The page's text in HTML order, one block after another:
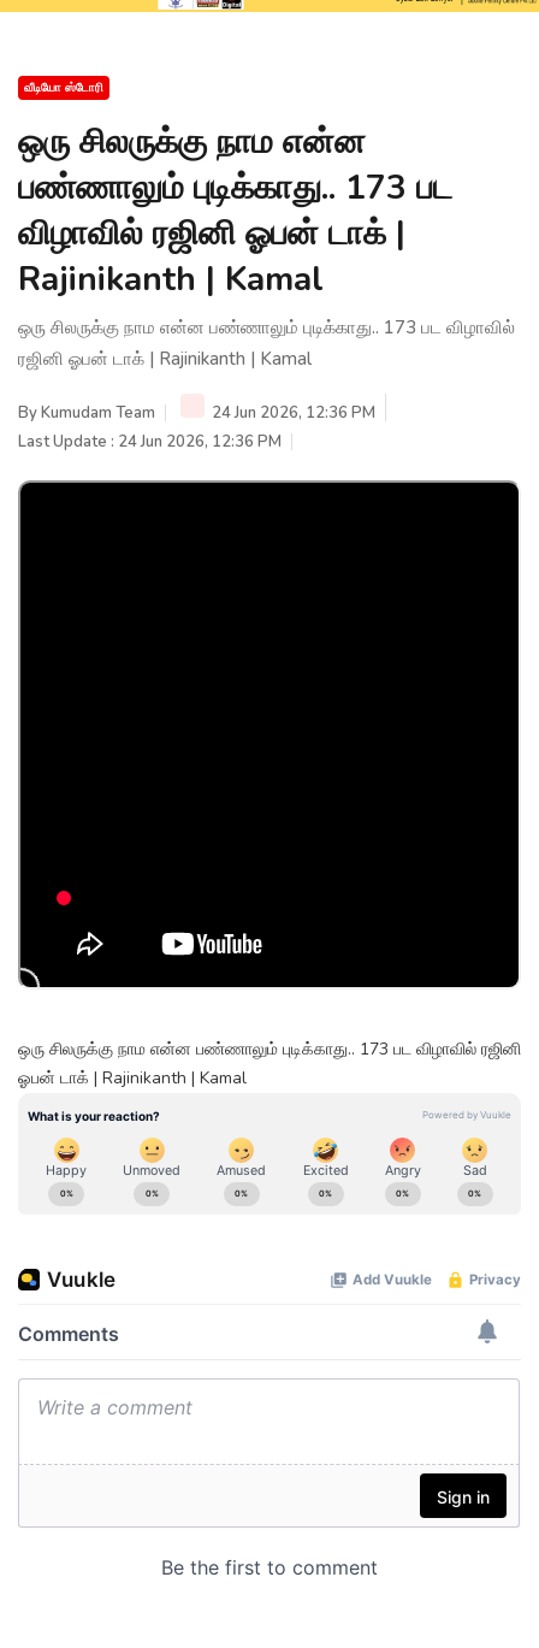
வீடியோ ஸ்டோரி
ஒரு சிலருக்கு நாம என்ன
பண்ணாலும் புடிக்காது.. 173 பட
விழாவில் ரஜினி ஓபன் டாக் |
Rajinikanth | Kamal
ஒரு சிலருக்கு நாம என்ன பண்ணாலும் புடிக்காது.. 173 பட விழாவில்
ரஜினி ஓபன் டாக் | Rajinikanth | Kamal
ByKumudam Team
24 Jun 2026, 12:36 PM
Last Update : 24 Jun 2026, 12:36 PM
ஒரு சிலருக்கு நாம என்ன பண்ணாலும் புடிக்காது.. 173 பட விழாவில் ரஜினி
ஓபன் டாக் | Rajinikanth | Kamal